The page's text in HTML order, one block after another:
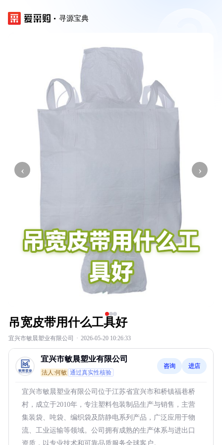
寻源宝典
‹ ›
吊宽皮带用什么工具好
宜兴市敏晨塑业有限公司 · 2026-05-20 10:26:33
宜兴市敏晨塑业有限公司
法人:何敏 通过真实性核验
咨询 进店
宜兴市敏晨塑业有限公司位于江苏省宜兴市和桥镇福巷桥
村，成立于2010年，专注塑料包装制品生产与销售，主营
集装袋、吨袋、编织袋及防静电系列产品，广泛应用于物
流、工业运输等领域。公司拥有成熟的生产体系与进出口
资质，以专业技术和可靠品质服务全球客户。